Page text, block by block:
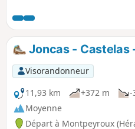
Joncas - Castelas
Visorandonneur
11,93 km
+372 m -
Moyenne
Départ à Montpeyroux